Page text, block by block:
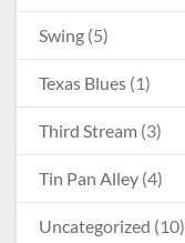
Swing (5)
Texas Blues (1)
Third Stream (3)
Tin Pan Alley (4)
Uncategorized (10)